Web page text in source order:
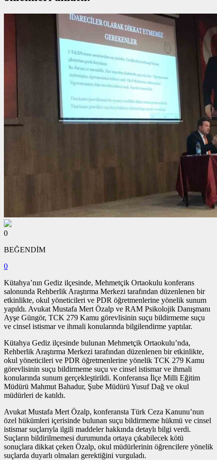
0
BEĞENDİM
0
Kütahya’nın Gediz ilçesinde, Mehmetçik Ortaokulu konferans
salonunda Rehberlik Araştırma Merkezi tarafından düzenlenen bir
etkinlikte, okul yöneticileri ve PDR öğretmenlerine yönelik sunum
yapıldı. Avukat Mustafa Mert Özalp ve RAM Psikolojik Danışmanı
Ayşe Güngör, TCK 279 Kamu görevlisinin suçu bildirmeme suçu
ve cinsel istismar ve ihmali konularında bilgilendirme yaptılar.
Kütahya Gediz ilçesinde bulunan Mehmetçik Ortaokulu’nda,
Rehberlik Araştırma Merkezi tarafından düzenlenen bir etkinlikte,
okul yöneticileri ve PDR öğretmenlerine yönelik TCK 279 Kamu
görevlisinin suçu bildirmeme suçu ve cinsel istismar ve ihmali
konularında sunum gerçekleştirildi. Konferansa İlçe Milli Eğitim
Müdürü Mahmut Bahadur, Şube Müdürü Yusuf Dağ ve okul
müdürleri de katıldı.
Avukat Mustafa Mert Özalp, konferansta Türk Ceza Kanunu’nun
özel hükümleri içerisinde bulunan suçu bildirmeme hükmü ve cinsel
istismar suçlarıyla ilgili maddeler hakkında detaylı bilgi verdi.
Suçların bildirilmemesi durumunda ortaya çıkabilecek kötü
sonuçlara dikkat çeken Özalp, okul müdürlerinin öğrencilere yönelik
suçlarda duyarlı olmaları gerektiğini vurguladı.